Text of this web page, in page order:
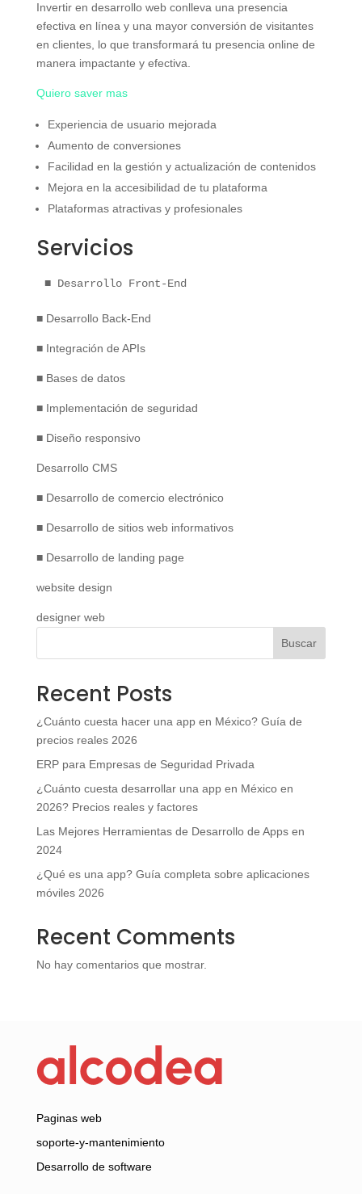
Invertir en desarrollo web conlleva una presencia
efectiva en línea y una mayor conversión de visitantes
en clientes, lo que transformará tu presencia online de
manera impactante y efectiva.
Quiero saver mas
Experiencia de usuario mejorada
Aumento de conversiones
Facilidad en la gestión y actualización de contenidos
Mejora en la accesibilidad de tu plataforma
Plataformas atractivas y profesionales
Servicios
■ Desarrollo Front-End
■ Desarrollo Back-End
■ Integración de APIs
■ Bases de datos
■ Implementación de seguridad
■ Diseño responsivo
Desarrollo CMS
■ Desarrollo de comercio electrónico
■ Desarrollo de sitios web informativos
■ Desarrollo de landing page
website design
designer web
Buscar
Recent Posts
¿Cuánto cuesta hacer una app en México? Guía de
precios reales 2026
ERP para Empresas de Seguridad Privada
¿Cuánto cuesta desarrollar una app en México en
2026? Precios reales y factores
Las Mejores Herramientas de Desarrollo de Apps en
2024
¿Qué es una app? Guía completa sobre aplicaciones
móviles 2026
Recent Comments
No hay comentarios que mostrar.
Paginas web
soporte-y-mantenimiento
Desarrollo de software